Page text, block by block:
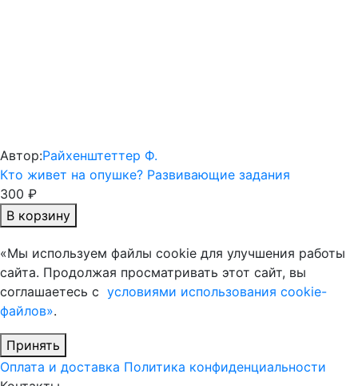
Автор:Райхенштеттер Ф.
Кто живет на опушке? Развивающие задания
300 ₽
В корзину
«Мы используем файлы cookie для улучшения работы
сайта. Продолжая просматривать этот сайт, вы
соглашаетесь с условиями использования cookie-
файлов».
Принять
Оплата и доставка Политика конфиденциальности